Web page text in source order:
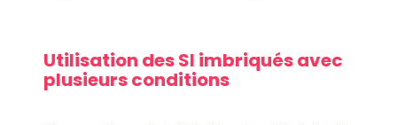
Utilisation des SI imbriqués avec
plusieurs conditions